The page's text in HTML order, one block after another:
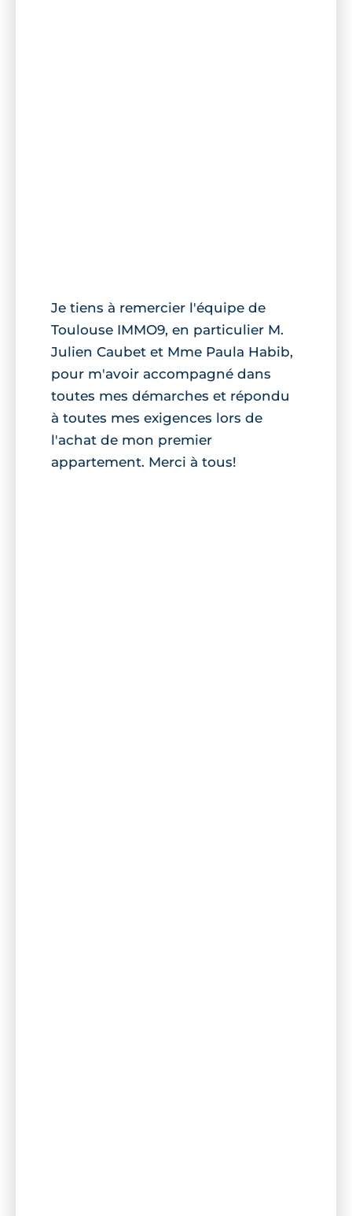
Je tiens à remercier l'équipe de
Toulouse IMMO9, en particulier M.
Julien Caubet et Mme Paula Habib,
pour m'avoir accompagné dans
toutes mes démarches et répondu
à toutes mes exigences lors de
l'achat de mon premier
appartement. Merci à tous!